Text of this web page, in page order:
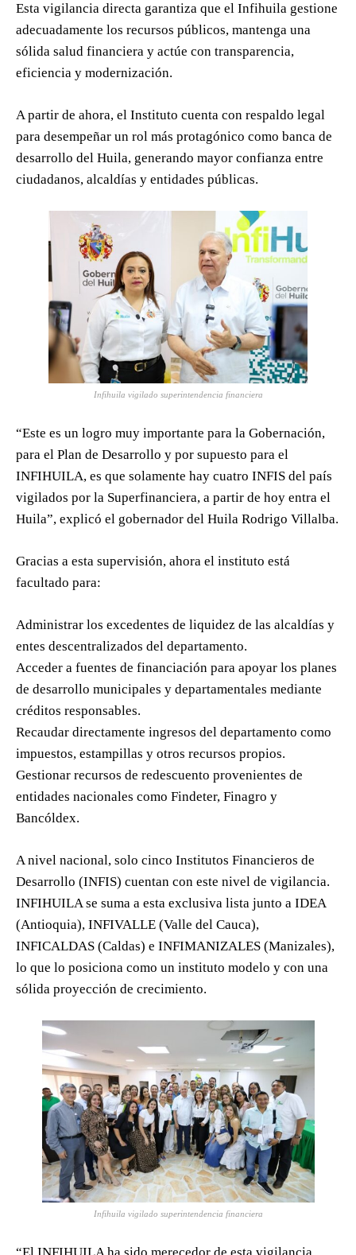
Esta vigilancia directa garantiza que el Infihuila gestione
adecuadamente los recursos públicos, mantenga una
sólida salud financiera y actúe con transparencia,
eficiencia y modernización.
A partir de ahora, el Instituto cuenta con respaldo legal
para desempeñar un rol más protagónico como banca de
desarrollo del Huila, generando mayor confianza entre
ciudadanos, alcaldías y entidades públicas.
Infihuila vigilado superintendencia financiera
“Este es un logro muy importante para la Gobernación,
para el Plan de Desarrollo y por supuesto para el
INFIHUILA, es que solamente hay cuatro INFIS del país
vigilados por la Superfinanciera, a partir de hoy entra el
Huila”, explicó el gobernador del Huila Rodrigo Villalba.
Gracias a esta supervisión, ahora el instituto está
facultado para:
Administrar los excedentes de liquidez de las alcaldías y
entes descentralizados del departamento.
Acceder a fuentes de financiación para apoyar los planes
de desarrollo municipales y departamentales mediante
créditos responsables.
Recaudar directamente ingresos del departamento como
impuestos, estampillas y otros recursos propios.
Gestionar recursos de redescuento provenientes de
entidades nacionales como Findeter, Finagro y
Bancóldex.
A nivel nacional, solo cinco Institutos Financieros de
Desarrollo (INFIS) cuentan con este nivel de vigilancia.
INFIHUILA se suma a esta exclusiva lista junto a IDEA
(Antioquia), INFIVALLE (Valle del Cauca),
INFICALDAS (Caldas) e INFIMANIZALES (Manizales),
lo que lo posiciona como un instituto modelo y con una
sólida proyección de crecimiento.
Infihuila vigilado superintendencia financiera